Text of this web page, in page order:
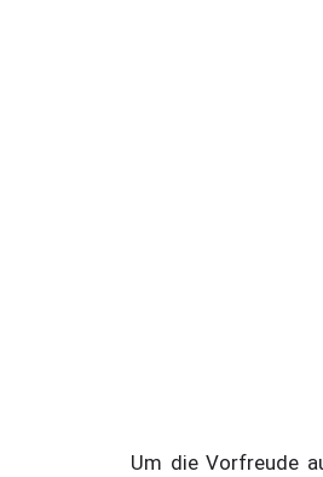
Um die Vorfreude